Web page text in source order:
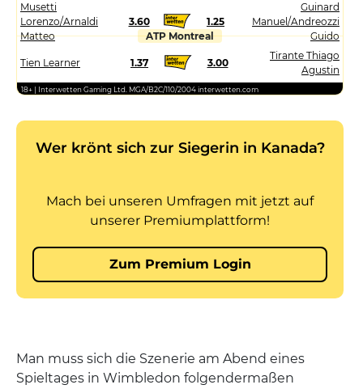
Musetti
Lorenzo/Arnaldi
Matteo
3.60 1.25
Guinard
Manuel/Andreozzi
Guido
ATP Montreal
Tien Learner 1.37 3.00
Tirante Thiago
Agustin
18+ | Interwetten Gaming Ltd. MGA/B2C/110/2004 interwetten.com
Man muss sich die Szenerie am Abend eines
Spieltages in Wimbledon folgendermaßen